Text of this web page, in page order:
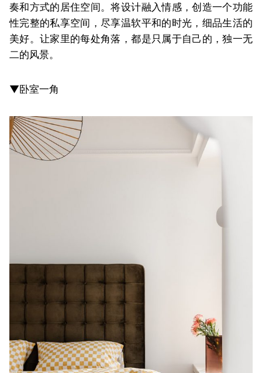
奏和方式的居住空间。将设计融入情感，创造一个功能
性完整的私享空间，尽享温软平和的时光，细品生活的
美好。让家里的每处角落，都是只属于自己的，独一无
二的风景。
▼卧室一角